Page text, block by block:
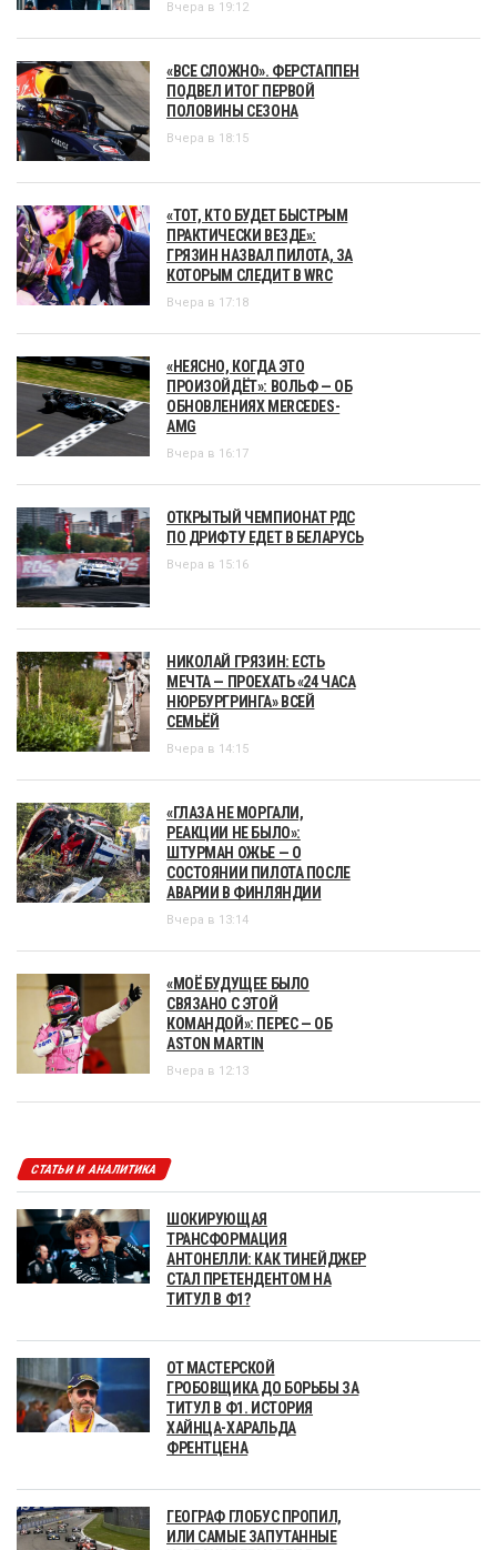
Вчера в 19:12
«ВСЕ СЛОЖНО». ФЕРСТАППЕН
ПОДВЕЛ ИТОГ ПЕРВОЙ
ПОЛОВИНЫ СЕЗОНА
Вчера в 18:15
«ТОТ, КТО БУДЕТ БЫСТРЫМ
ПРАКТИЧЕСКИ ВЕЗДЕ»:
ГРЯЗИН НАЗВАЛ ПИЛОТА, ЗА
КОТОРЫМ СЛЕДИТ В WRC
Вчера в 17:18
«НЕЯСНО, КОГДА ЭТО
ПРОИЗОЙДЁТ»: ВОЛЬФ — ОБ
ОБНОВЛЕНИЯХ MERCEDES-
AMG
Вчера в 16:17
ОТКРЫТЫЙ ЧЕМПИОНАТ РДС
ПО ДРИФТУ ЕДЕТ В БЕЛАРУСЬ
Вчера в 15:16
НИКОЛАЙ ГРЯЗИН: ЕСТЬ
МЕЧТА — ПРОЕХАТЬ «24 ЧАСА
НЮРБУРГРИНГА» ВСЕЙ
СЕМЬЁЙ
Вчера в 14:15
«ГЛАЗА НЕ МОРГАЛИ,
РЕАКЦИИ НЕ БЫЛО»:
ШТУРМАН ОЖЬЕ — О
СОСТОЯНИИ ПИЛОТА ПОСЛЕ
АВАРИИ В ФИНЛЯНДИИ
Вчера в 13:14
«МОЁ БУДУЩЕЕ БЫЛО
СВЯЗАНО С ЭТОЙ
КОМАНДОЙ»: ПЕРЕС — ОБ
ASTON MARTIN
Вчера в 12:13
СТАТЬИ И АНАЛИТИКА
ШОКИРУЮЩАЯ
ТРАНСФОРМАЦИЯ
АНТОНЕЛЛИ: КАК ТИНЕЙДЖЕР
СТАЛ ПРЕТЕНДЕНТОМ НА
ТИТУЛ В Ф1?
ОТ МАСТЕРСКОЙ
ГРОБОВЩИКА ДО БОРЬБЫ ЗА
ТИТУЛ В Ф1. ИСТОРИЯ
ХАЙНЦА-ХАРАЛЬДА
ФРЕНТЦЕНА
ГЕОГРАФ ГЛОБУС ПРОПИЛ,
ИЛИ САМЫЕ ЗАПУТАННЫЕ